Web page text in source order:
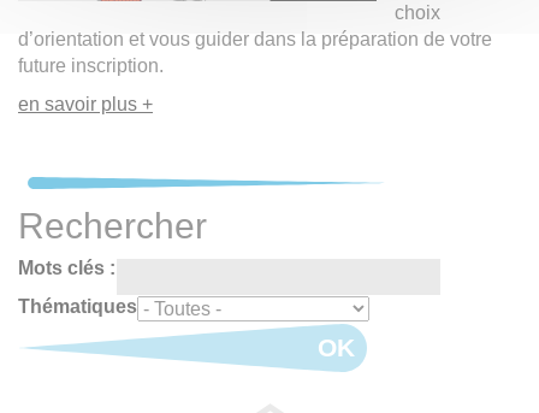
choix
d’orientation et vous guider dans la préparation de votre
future inscription.
en savoir plus +
Rechercher
Mots clés :
Thématiques
OK